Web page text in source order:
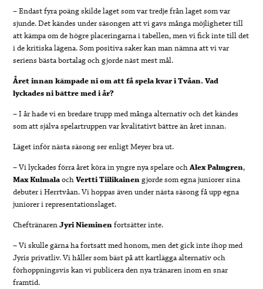
– Endast fyra poäng skilde laget som var tredje från laget som var
sjunde. Det kändes under säsongen att vi gavs många möjligheter till
att kämpa om de högre placeringarna i tabellen, men vi fick inte till det
i de kritiska lägena. Som positiva saker kan man nämna att vi var
seriens bästa bortalag och gjorde näst mest mål.
Året innan kämpade ni om att få spela kvar i Tvåan. Vad
lyckades ni bättre med i år?
– I år hade vi en bredare trupp med många alternativ och det kändes
som att själva spelartruppen var kvalitativt bättre än året innan.
Läget inför nästa säsong ser enligt Meyer bra ut.
– Vi lyckades förra året köra in yngre nya spelare ochAlex Palmgren,
Max KulmalaochVertti Tiilikainengjorde som egna juniorer sina
debuter i Herrtvåan. Vi hoppas även under nästa säsong få upp egna
juniorer i representationslaget.
CheftränarenJyri Nieminenfortsätter inte.
– Vi skulle gärna ha fortsatt med honom, men det gick inte ihop med
Jyris privatliv. Vi håller som bäst på att kartlägga alternativ och
förhoppningsvis kan vi publicera den nya tränaren inom en snar
framtid.